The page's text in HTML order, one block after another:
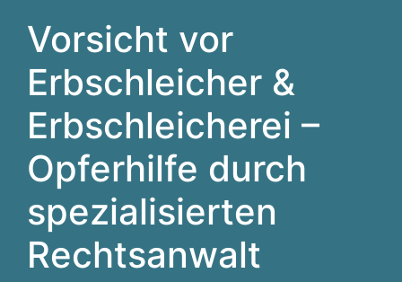
Vorsicht vor
Erbschleicher &
Erbschleicherei –
Opferhilfe durch
spezialisierten
Rechtsanwalt